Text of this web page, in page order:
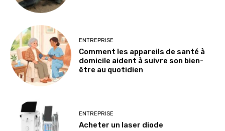
ENTREPRISE
Comment les appareils de santé à
domicile aident à suivre son bien-
être au quotidien
ENTREPRISE
Acheter un laser diode